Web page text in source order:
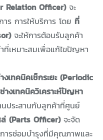
Relation Officer) จะ
ร การให้บริการ โดย ที่
จะให้การต้อนรับลูกค้า
ที่เหมาะสมเพื่อแก้ไขปัญหา
งเทคนิคเช็กระยะ (Periodic
ช่างเทคนิควิเคราะห์ปัญหา
นประสานกับลูกค้าที่ศูนย์
ล่ (Parts Officer)จะจัด
ารซ่อมบำรุงที่มีคุณภาพและ